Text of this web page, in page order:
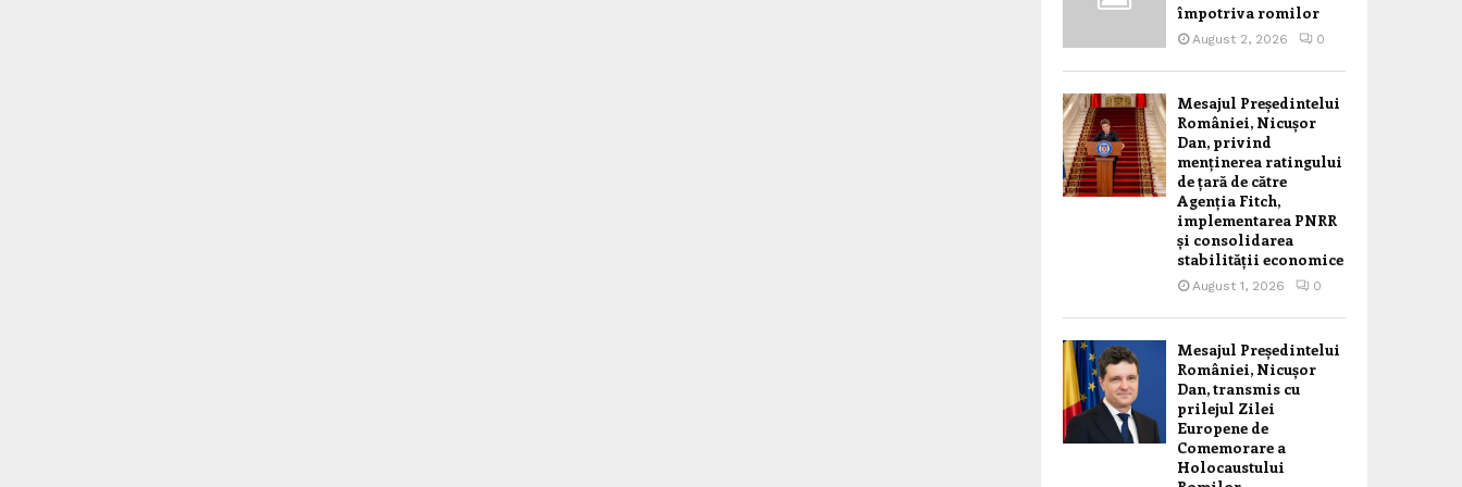
împotriva romilor
August 2, 2026 0
Mesajul Președintelui
României, Nicușor
Dan, privind
menținerea ratingului
de țară de către
Agenția Fitch,
implementarea PNRR
și consolidarea
stabilității economice
August 1, 2026 0
Mesajul Președintelui
României, Nicușor
Dan, transmis cu
prilejul Zilei
Europene de
Comemorare a
Holocaustului